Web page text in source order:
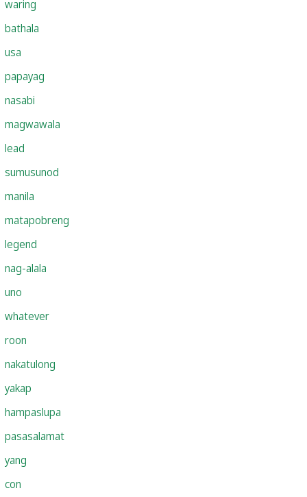
waring
bathala
usa
papayag
nasabi
magwawala
lead
sumusunod
manila
matapobreng
legend
nag-alala
uno
whatever
roon
nakatulong
yakap
hampaslupa
pasasalamat
yang
con